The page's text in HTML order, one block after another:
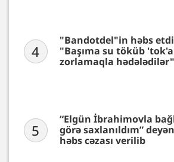
4
"Bandotdel"in həbs
"Başıma su töküb
zorlamaqla hədələdilər"
5
“Elgün İbrahimovla
görə saxlanıldım”
həbs cəzası verilib